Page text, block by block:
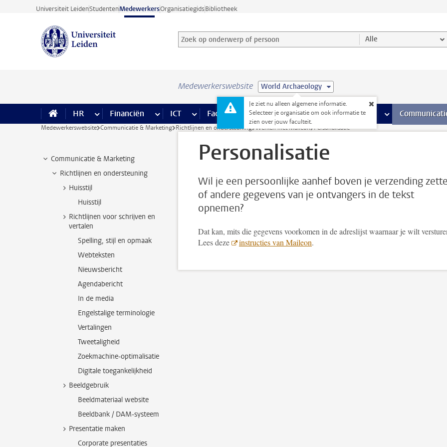
Ga direct naar de inhoud
Universiteit LeidenStudentenMedewerkersOrganisatiegidsBibliotheek
Zoek op onderwerp of persoon en selecteer categorie
Zoekterm Alle
Medewerkerswebsite World Archaeology
Je ziet nu alleen algemene informatie.
Selecteer je organisatie om ook informatie te
zien over jouw faculteit.
HR meer HR pagina’s
Financiën meer Financiën pagina’s
ICT meer ICT pagina’s
Faciliteiten meer Faciliteiten pagina’s
Onderwijs meer Onderwijs pagina’s
Onderzoek meer Onderzoek
Medewerkerswebsite Communicatie & Marketing Richtlijnen en ondersteuning Werken met Maileon Personalisatie
Communicatie & Marketing
Richtlijnen en ondersteuning
Huisstijl
Huisstijl
Richtlijnen voor schrijven en
vertalen
Spelling, stijl en opmaak
Webteksten
Nieuwsbericht
Agendabericht
In de media
Engelstalige terminologie
Vertalingen
Tweetaligheid
Zoekmachine-optimalisatie
Digitale toegankelijkheid
Beeldgebruik
Beeldmateriaal website
Beeldbank / DAM-systeem
Presentatie maken
Corporate presentaties
Personalisatie
Wil je een persoonlijke aanhef boven je verzending
of andere gegevens van je ontvangers in de tekst
opnemen?
Dat kan, mits die gegevens voorkomen in de adreslijst waarnaar je wilt
Lees deze
instructies van Maileon.